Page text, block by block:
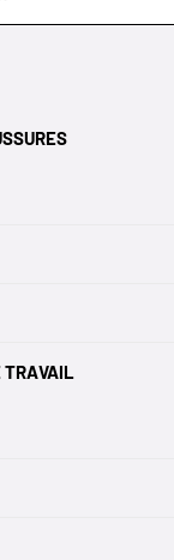
TRAVAIL